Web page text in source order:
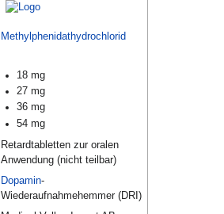
Methylphenidathydrochlorid
18 mg
27 mg
36 mg
54 mg
Retardtabletten zur oralen
Anwendung (nicht teilbar)
Dopamin-
Wiederaufnahmehemmer (DRI)